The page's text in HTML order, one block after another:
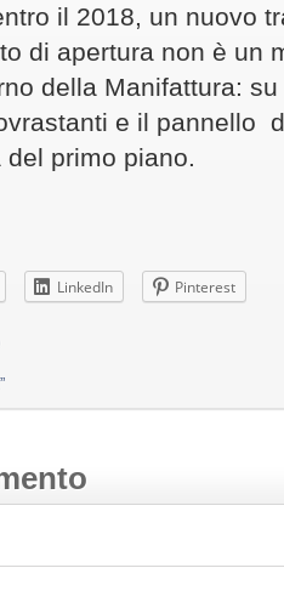
il 2018, un nuovo
di apertura non è un
della Manifattura:
e il pannello
primo piano.
LinkedIn Pinterest